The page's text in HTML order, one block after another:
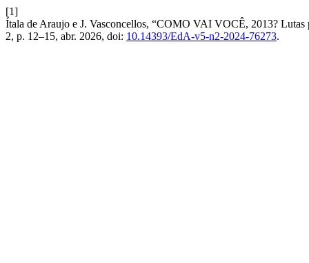
[1]
Ítala de Araujo e J. Vasconcellos, “COMO VAI VOCÊ, 2013?
2, p. 12–15, abr. 2026, doi: 10.14393/EdA-v5-n2-2024-76273.